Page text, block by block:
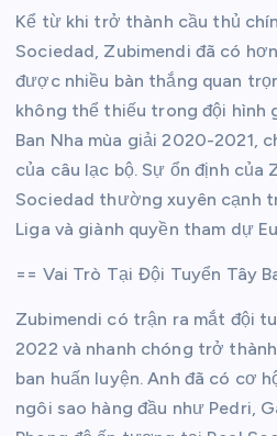
Kể từ khi trở thành cầu thủ
Sociedad, Zubimendi đã có
được nhiều bàn thắng quan
không thể thiếu trong đội hình
Ban Nha mùa giải 2020-2021,
của câu lạc bộ. Sự ổn định của
Sociedad thường xuyên cạnh
Liga và giành quyền tham dự
== Vai Trò Tại Đội Tuyển Tây
Zubimendi có trận ra mắt đội
2022 và nhanh chóng trở
ban huấn luyện. Anh đã có cơ
ngôi sao hàng đầu như Pedri,